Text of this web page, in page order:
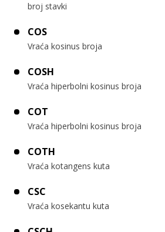
broj stavki
COS
Vraća kosinus broja
COSH
Vraća hiperbolni kosinus broja
COT
Vraća hiperbolni kosinus broja
COTH
Vraća kotangens kuta
CSC
Vraća kosekantu kuta